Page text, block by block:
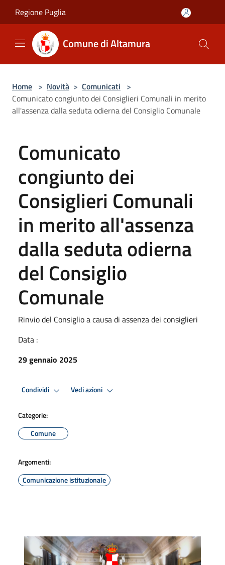
Regione Puglia
Comune di Altamura
Home > Novità > Comunicati >
Comunicato congiunto dei Consiglieri Comunali in merito
all'assenza dalla seduta odierna del Consiglio Comunale
Comunicato
congiunto dei
Consiglieri Comunali
in merito all'assenza
dalla seduta odierna
del Consiglio
Comunale
Rinvio del Consiglio a causa di assenza dei consiglieri
Data :
29 gennaio 2025
Condividi Vedi azioni
Categorie:
Comune
Argomenti:
Comunicazione istituzionale